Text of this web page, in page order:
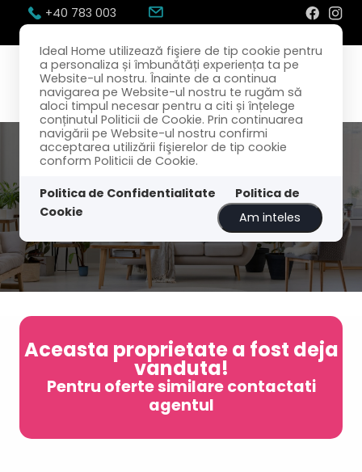
Ideal Home utilizează fişiere de tip cookie pentru
a personaliza și îmbunătăți experiența ta pe
Website-ul nostru. Înainte de a continua
navigarea pe Website-ul nostru te rugăm să
aloci timpul necesar pentru a citi și înțelege
conținutul Politicii de Cookie. Prin continuarea
navigării pe Website-ul nostru confirmi
acceptarea utilizării fişierelor de tip cookie
conform Politicii de Cookie.
Politica de Confidentialitate
Politica de
Cookie
Am inteles
+40 783 003
Aceasta proprietate a fost deja
vanduta!
Pentru oferte similare contactati
agentul